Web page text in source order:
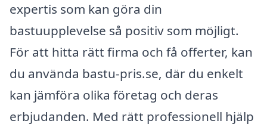
expertis som kan göra din
bastuupplevelse så positiv som möjligt.
För att hitta rätt firma och få offerter, kan
du använda bastu-pris.se, där du enkelt
kan jämföra olika företag och deras
erbjudanden. Med rätt professionell hjälp